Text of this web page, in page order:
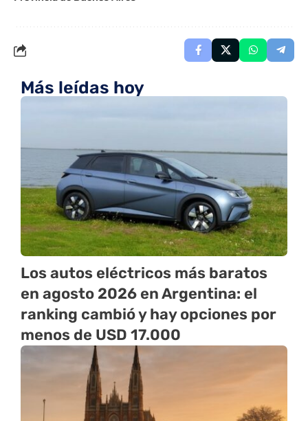
Más leídas hoy
Los autos eléctricos más baratos
en agosto 2026 en Argentina: el
ranking cambió y hay opciones por
menos de USD 17.000